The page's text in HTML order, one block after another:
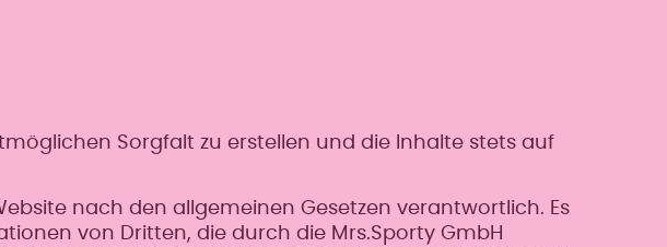
Sorgfalt zu erstellen und die Inhalte stets auf
nach den allgemeinen Gesetzen verantwortlich. Es
von Dritten, die durch die Mrs.Sporty GmbH